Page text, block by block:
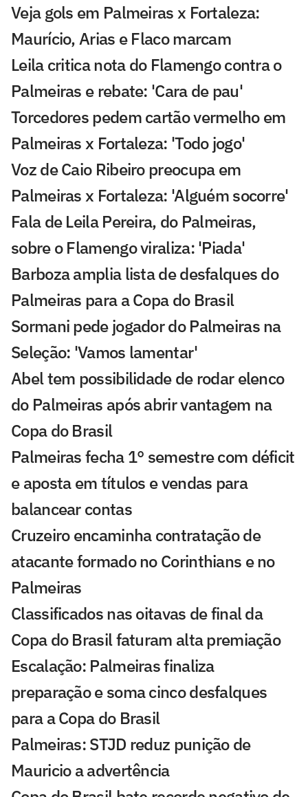
Veja gols em Palmeiras x Fortaleza:
Maurício, Arias e Flaco marcam
Leila critica nota do Flamengo contra o
Palmeiras e rebate: 'Cara de pau'
Torcedores pedem cartão vermelho em
Palmeiras x Fortaleza: 'Todo jogo'
Voz de Caio Ribeiro preocupa em
Palmeiras x Fortaleza: 'Alguém socorre'
Fala de Leila Pereira, do Palmeiras,
sobre o Flamengo viraliza: 'Piada'
Barboza amplia lista de desfalques do
Palmeiras para a Copa do Brasil
Sormani pede jogador do Palmeiras na
Seleção: 'Vamos lamentar'
Abel tem possibilidade de rodar elenco
do Palmeiras após abrir vantagem na
Copa do Brasil
Palmeiras fecha 1° semestre com déficit
e aposta em títulos e vendas para
balancear contas
Cruzeiro encaminha contratação de
atacante formado no Corinthians e no
Palmeiras
Classificados nas oitavas de final da
Copa do Brasil faturam alta premiação
Escalação: Palmeiras finaliza
preparação e soma cinco desfalques
para a Copa do Brasil
Palmeiras: STJD reduz punição de
Mauricio a advertência